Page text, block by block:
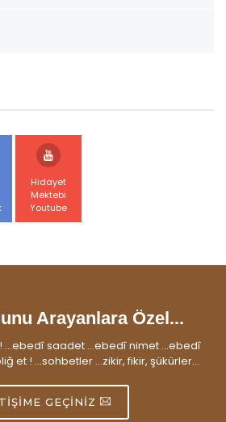
Hidayet
Mektebi
Youtube
Arayanlara Özel...
...ebedî saadet ...ebedî nimet ...ebedî
et ! ...sohbetler ...zikir, fikir, şükürler...
GEÇINIZ